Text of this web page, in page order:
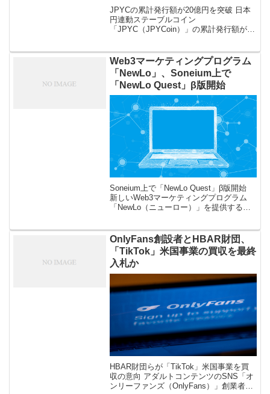
JPYCの累計発行額が20億円を突破 日本
円連動ステーブルコイン
「JPYC（JPYCoin）」の累計発行額が、
「JPYC」は1JPYC= […]
Web3マーケティングプログラム
「NewLo」、Soneium上で
「NewLo Quest」β版開始
Soneium上で「NewLo Quest」β版開始
新しいWeb3マーケティングプログラム
「NewLo（ニューロー）」を提供する
ム「New […]
OnlyFans創設者とHBAR財団、
「TikTok」米国事業の買収を最終
入札か
HBAR財団らが「TikTok」米国事業を買
収の意向 アダルトコンテンツのSNS「オ
ンリーファンズ（OnlyFans）」創業者テ